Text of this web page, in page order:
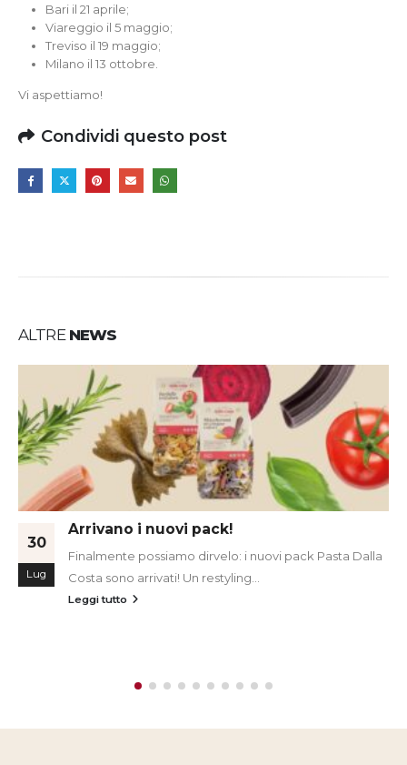
Bari il 21 aprile;
Viareggio il 5 maggio;
Treviso il 19 maggio;
Milano il 13 ottobre.
Vi aspettiamo!
Condividi questo post
ALTRE NEWS
30
Lug
Arrivano i nuovi pack!
Finalmente possiamo dirvelo: i nuovi pack Pasta Dalla
Costa sono arrivati! Un restyling...
Leggi tutto